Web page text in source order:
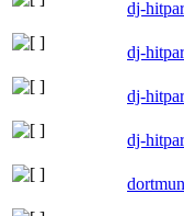
dj-
dj-
dj-
dj-